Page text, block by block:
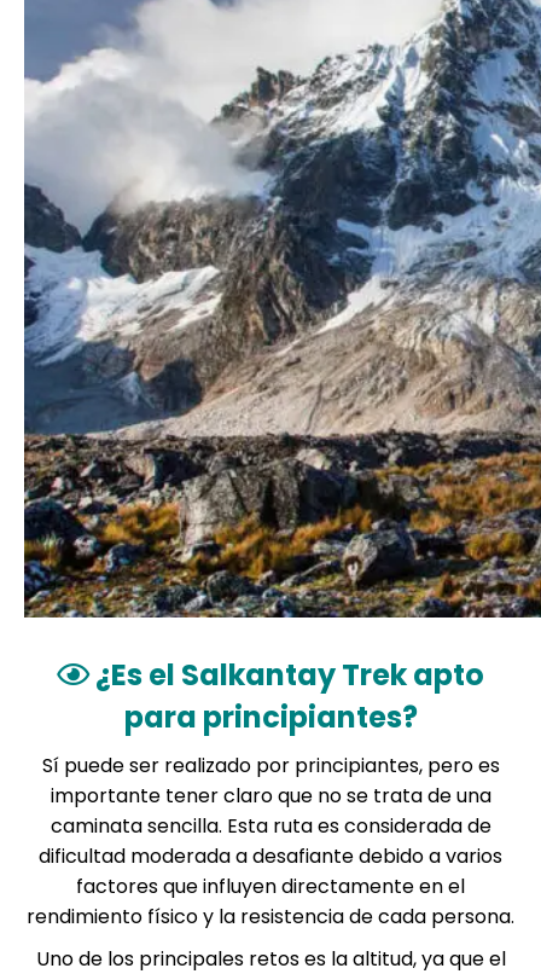
¿Es el Salkantay Trek apto
para principiantes?
Sí puede ser realizado por principiantes, pero es
importante tener claro que no se trata de una
caminata sencilla. Esta ruta es considerada de
dificultad moderada a desafiante debido a varios
factores que influyen directamente en el
rendimiento físico y la resistencia de cada persona.
Uno de los principales retos es la altitud, ya que el